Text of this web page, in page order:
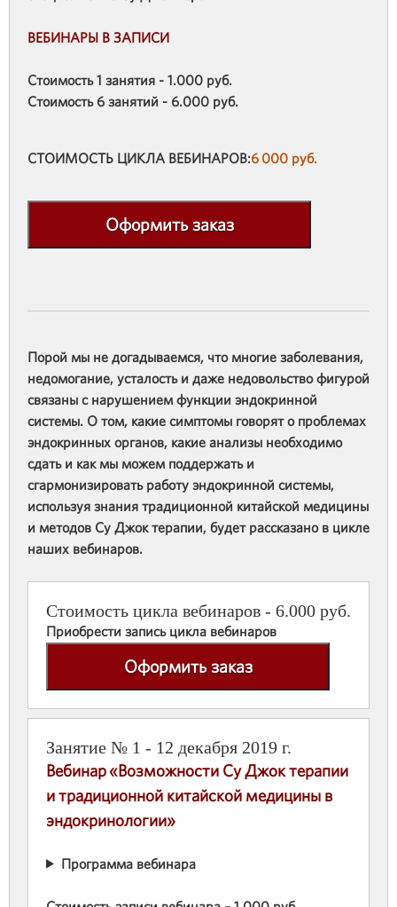
ВЕБИНАРЫ В ЗАПИСИ
Стоимость 1 занятия - 1.000 руб.
Стоимость 6 занятий - 6.000 руб.
СТОИМОСТЬ ЦИКЛА ВЕБИНАРОВ:6 000 руб.
Оформить заказ
Порой мы не догадываемся, что многие заболевания,
недомогание, усталость и даже недовольство фигурой
связаны с нарушением функции эндокринной
системы. О том, какие симптомы говорят о проблемах
эндокринных органов, какие анализы необходимо
сдать и как мы можем поддержать и
сгармонизировать работу эндокринной системы,
используя знания традиционной китайской медицины
и методов Су Джок терапии, будет рассказано в цикле
наших вебинаров.
Стоимость цикла вебинаров - 6.000 руб.
Приобрести запись цикла вебинаров
Оформить заказ
Занятие № 1 - 12 декабря 2019 г.
Вебинар «Возможности Су Джок терапии
и традиционной китайской медицины в
эндокринологии»
Программа вебинара